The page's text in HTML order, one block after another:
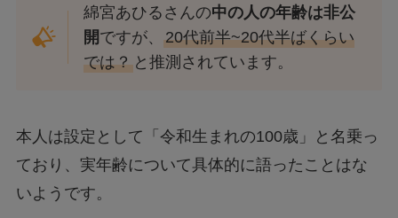
綿宮あひるさんの中の人の年齢は非公
開ですが、20代前半~20代半ばくらい
では？ と推測されています。
本人は設定として「令和生まれの100歳」と名乗っ
ており、実年齢について具体的に語ったことはな
いようです。